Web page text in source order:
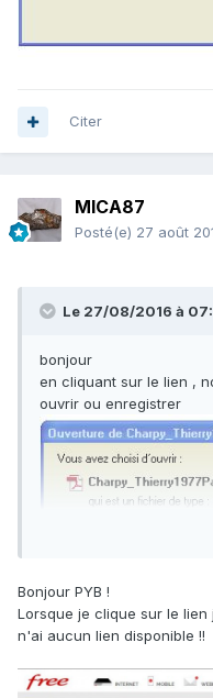
Citer
MICA87
Posté(e) 27 août
Le 27/08/2016 à
bonjour
en cliquant sur le lien ,
ouvrir ou enregistrer
Bonjour PYB !
Lorsque je clique sur le
n'ai aucun lien disponible !!